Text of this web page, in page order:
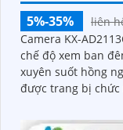
5%-35%
liên
Camera KX-
chế độ xem ban
xuyên suốt hồng ngoại
được trang bị chức
sáng ngược